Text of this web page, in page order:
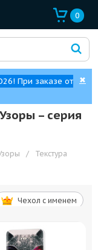
0
При заказе от
✖
– cерия
/
Текстура
Чехол c именем